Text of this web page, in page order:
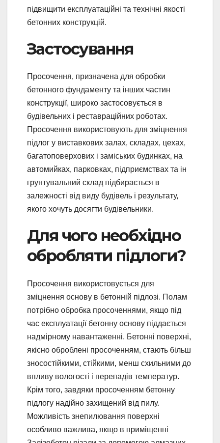
підвищити експлуатаційні та технічні якості
бетонних конструкцій.
Застосування
Просочення, призначена для обробки
бетонного фундаменту та інших частин
конструкції, широко застосовується в
будівельних і реставраційних роботах.
Просочення використовують для зміцнення
підлог у виставкових залах, складах, цехах,
багатоповерхових і заміських будинках, на
автомийках, парковках, підприємствах та ін
грунтувальний склад підбирається в
залежності від виду будівель і результату,
якого хочуть досягти будівельники.
Для чого необхідно
обробляти підлоги?
Просочення використовується для
зміцнення основу в бетонній підлозі. Полам
потрібно обробка просоченнями, якщо під
час експлуатації бетонну основу піддається
надмірному навантаженні. Бетонні поверхні,
якісно оброблені просоченням, стають більш
зносостійкими, стійкими, менш схильними до
впливу вологості і перепадів температур.
Крім того, завдяки просоченням бетонну
підлогу надійно захищений від пилу.
Можливість знепилювання поверхні
особливо важлива, якщо в приміщенні